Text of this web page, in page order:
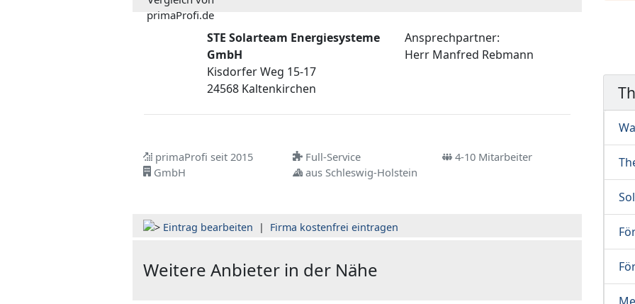
STE Solarteam Energiesysteme
GmbH
Kisdorfer Weg 15-17
24568 Kaltenkirchen
Ansprechpartner:
Herr Manfred Rebmann
primaProfi seit 2015 Full-Service
4-10 Mitarbeiter
GmbH
aus Schleswig-Holstein
Eintrag bearbeiten | Firma kostenfrei eintragen
Weitere Anbieter in der Nähe